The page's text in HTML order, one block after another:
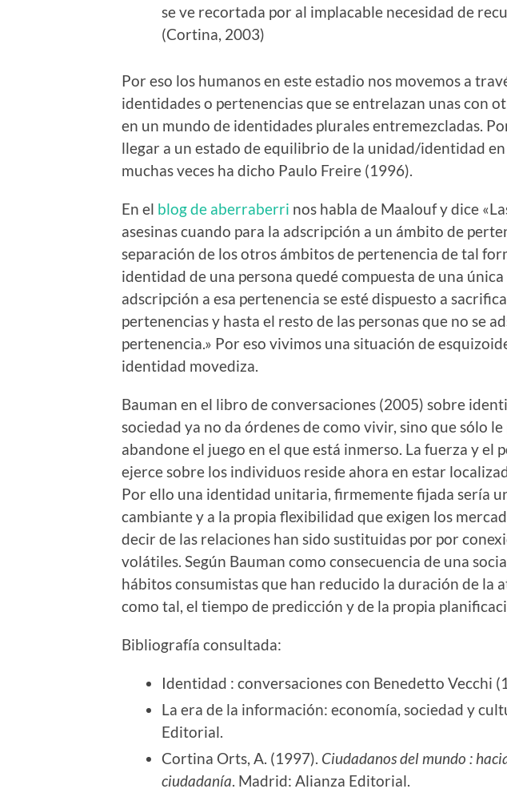
se ve recortada por al implacable necesidad de
(Cortina, 2003)
Por eso los humanos en este estadio nos movemos a
identidades o pertenencias que se entrelazan unas con
en un mundo de identidades plurales entremezcladas.
llegar a un estado de equilibrio de la unidad/identidad
muchas veces ha dicho Paulo Freire (1996).
En el blog de aberraberri nos habla de Maalouf y dice
asesinas cuando para la adscripción a un ámbito de
separación de los otros ámbitos de pertenencia de tal
identidad de una persona quedé compuesta de una
adscripción a esa pertenencia se esté dispuesto a
pertenencias y hasta el resto de las personas que no se
pertenencia.» Por eso vivimos una situación de
identidad movediza.
Bauman en el libro de conversaciones (2005) sobre
sociedad ya no da órdenes de como vivir, sino que sólo
abandone el juego en el que está inmerso. La fuerza y el
ejerce sobre los individuos reside ahora en estar
Por ello una identidad unitaria, firmemente fijada sería
cambiante y a la propia flexibilidad que exigen los
decir de las relaciones han sido sustituidas por por
volátiles. Según Bauman como consecuencia de una
hábitos consumistas que han reducido la duración de la
como tal, el tiempo de predicción y de la propia
Bibliografía consultada:
Identidad : conversaciones con Benedetto Vecchi
La era de la información: economía, sociedad y
Editorial.
Cortina Orts, A. (1997). Ciudadanos del mundo :
ciudadanía. Madrid: Alianza Editorial.